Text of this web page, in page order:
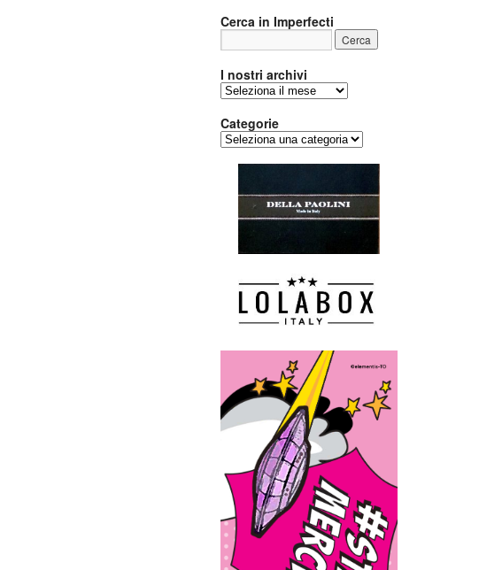
Cerca in Imperfecti
I nostri archivi
archivi
Categorie
Categorie